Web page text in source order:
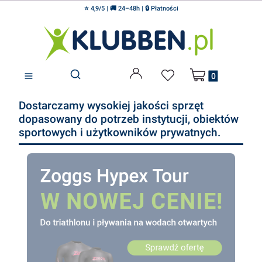
⭐ 4,9/5 | 🚚 24–48h | 🔒 Płatności
Otwórz wyszukiwarkę
Produkty w
Dostarczamy wysokiej jakości sprzęt
dopasowany do potrzeb instytucji, obiektów
sportowych i użytkowników prywatnych.